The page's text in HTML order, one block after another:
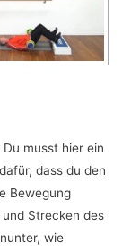
musst hier ein
dass du den
Bewegung
Strecken des
wie